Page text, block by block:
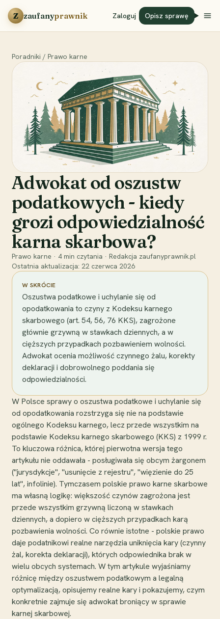
Przejdź do treści
Z zaufanyprawnik Zaloguj Opisz sprawę
Poradniki / Prawo karne
Adwokat od oszustw
podatkowych - kiedy
grozi odpowiedzialność
karna skarbowa?
Prawo karne · 4 min czytania · Redakcja zaufanyprawnik.pl
Ostatnia aktualizacja: 22 czerwca 2026
W SKRÓCIE
Oszustwa podatkowe i uchylanie się od
opodatkowania to czyny z Kodeksu karnego
skarbowego (art. 54, 56, 76 KKS), zagrożone
głównie grzywną w stawkach dziennych, a w
cięższych przypadkach pozbawieniem wolności.
Adwokat ocenia możliwość czynnego żalu, korekty
deklaracji i dobrowolnego poddania się
odpowiedzialności.
W Polsce sprawy o oszustwa podatkowe i uchylanie się
od opodatkowania rozstrzyga się nie na podstawie
ogólnego Kodeksu karnego, lecz przede wszystkim na
podstawie Kodeksu karnego skarbowego (KKS) z 1999 r.
To kluczowa różnica, której pierwotna wersja tego
artykułu nie oddawała - posługiwała się obcym żargonem
("jurysdykcje", "usunięcie z rejestru", "więzienie do 25
lat", infolinie). Tymczasem polskie prawo karne skarbowe
ma własną logikę: większość czynów zagrożona jest
przede wszystkim grzywną liczoną w stawkach
dziennych, a dopiero w cięższych przypadkach karą
pozbawienia wolności. Co równie istotne - polskie prawo
daje podatnikowi realne narzędzia uniknięcia kary (czynny
żal, korekta deklaracji), których odpowiednika brak w
wielu obcych systemach. W tym artykule wyjaśniamy
różnicę między oszustwem podatkowym a legalną
optymalizacją, opisujemy realne kary i pokazujemy, czym
konkretnie zajmuje się adwokat broniący w sprawie
karnej skarbowej.